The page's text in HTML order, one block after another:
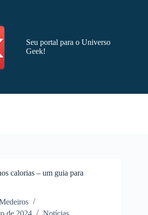
Seu portal para o Universo
Geek!
calorias – um guia para
de 2024
Notícias